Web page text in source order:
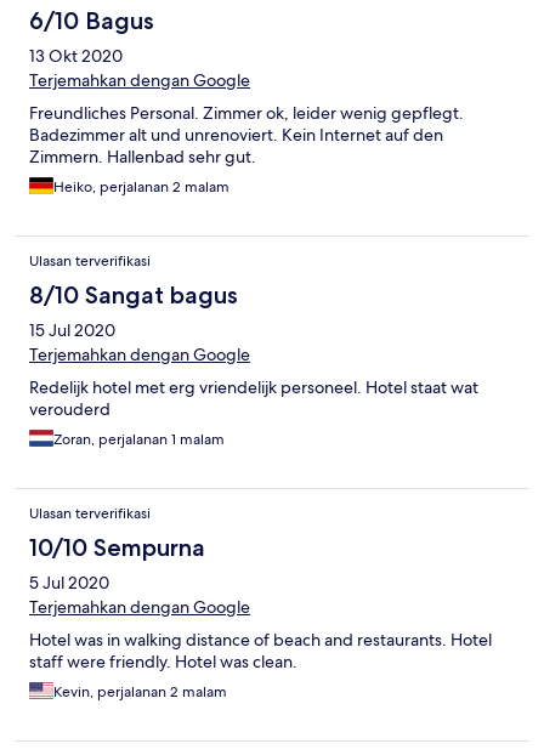
6/10 Bagus
13 Okt 2020
Terjemahkan dengan Google
Freundliches Personal. Zimmer ok, leider wenig gepflegt.
Badezimmer alt und unrenoviert. Kein Internet auf den
Zimmern. Hallenbad sehr gut.
Heiko, perjalanan 2 malam
Ulasan terverifikasi
8/10 Sangat bagus
15 Jul 2020
Terjemahkan dengan Google
Redelijk hotel met erg vriendelijk personeel. Hotel staat wat
verouderd
Zoran, perjalanan 1 malam
Ulasan terverifikasi
10/10 Sempurna
5 Jul 2020
Terjemahkan dengan Google
Hotel was in walking distance of beach and restaurants. Hotel
staff were friendly. Hotel was clean.
Kevin, perjalanan 2 malam